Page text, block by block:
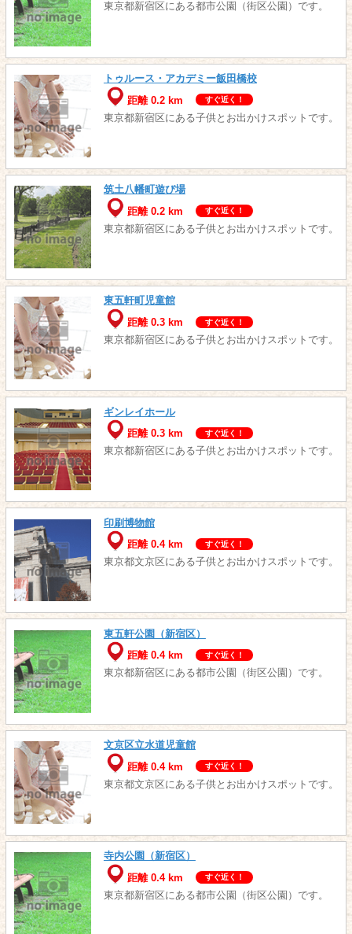
東京都新宿区にある都市公園（街区公園）です。
トゥルース・アカデミー飯田橋校
距離 0.2 km
すぐ近く！
東京都新宿区にある子供とお出かけスポットです。
筑土八幡町遊び場
距離 0.2 km
すぐ近く！
東京都新宿区にある子供とお出かけスポットです。
東五軒町児童館
距離 0.3 km
すぐ近く！
東京都新宿区にある子供とお出かけスポットです。
ギンレイホール
距離 0.3 km
すぐ近く！
東京都新宿区にある子供とお出かけスポットです。
印刷博物館
距離 0.4 km
すぐ近く！
東京都文京区にある子供とお出かけスポットです。
東五軒公園（新宿区）
距離 0.4 km
すぐ近く！
東京都新宿区にある都市公園（街区公園）です。
文京区立水道児童館
距離 0.4 km
すぐ近く！
東京都文京区にある子供とお出かけスポットです。
寺内公園（新宿区）
距離 0.4 km
すぐ近く！
東京都新宿区にある都市公園（街区公園）です。